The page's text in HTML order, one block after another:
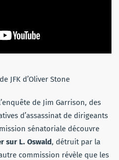
JFK d’Oliver Stone
de Jim Garrison, des
d’assassinat de dirigeants
sénatoriale découvre
sur L. Oswald, détruit par la
commission révèle que les